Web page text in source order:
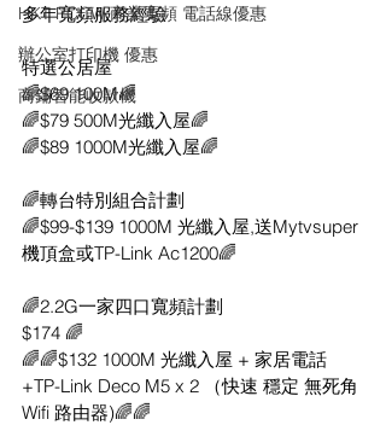
HKT PCCW 商業寬頻 電話線優惠
辦公室打印機 優惠
商鋪智能收款機
多年寬頻服務經驗
特選公居屋
🌈$69 100M🌈
🌈$79 500M光纖入屋🌈
🌈$89 1000M光纖入屋🌈
🌈轉台特別組合計劃
🌈$99-$139 1000M 光纖入屋,送Mytvsuper
機頂盒或TP-Link Ac1200🌈
🌈2.2G一家四口寬頻計劃
$174 🌈
🌈🌈$132 1000M 光纖入屋 + 家居電話
+TP-Link Deco M5 x 2 （快速 穩定 無死角
Wifi 路由器)🌈🌈